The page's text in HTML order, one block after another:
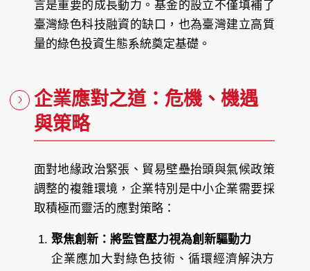
言是重要的成長動力。基金的設立不僅填補了
臺灣綠色科技融資的缺口，也為臺灣建立高質
量的綠色投資生態系統奠定基礎。
企業應對之道：危機、機遇
與策略
面對地緣政治緊張、貿易壁壘抬頭與氣候政策
調整的複雜環境，企業特別是中小企業需要採
取積極而靈活的應對策略：
聚焦創新：將監管壓力視為創新驅動力
企業應加大對綠色技術、循環經濟解決方